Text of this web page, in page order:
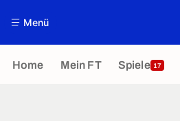
Menü
Home Mein FT Spiele 17